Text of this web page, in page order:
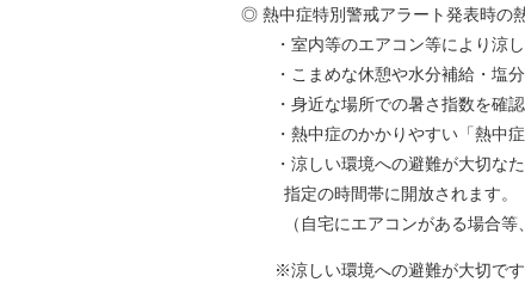
◎ 熱中症特別警戒アラート発表時の
・室内等のエアコン等により涼
・こまめな休憩や水分補給・塩分
・身近な場所での暑さ指数を確認
・熱中症のかかりやすい「熱中症
・涼しい環境への避難が大切なた
指定の時間帯に開放されます。
（自宅にエアコンがある場合等、
※涼しい環境への避難が大切です